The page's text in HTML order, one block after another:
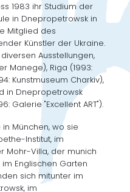
1983 ihr Studium der
in Dnepropetrowsk in
Mitglied des
Künstler der Ukraine.
Ausstellungen,
Manege), Riga (1993:
Kunstmuseum Charkiv),
in Dnepropetrowsk
Galerie "Excellent ART").
München, wo sie
Institut, im
Mohr-Villa, der munich
Englischen Garten
sich mitunter im
im